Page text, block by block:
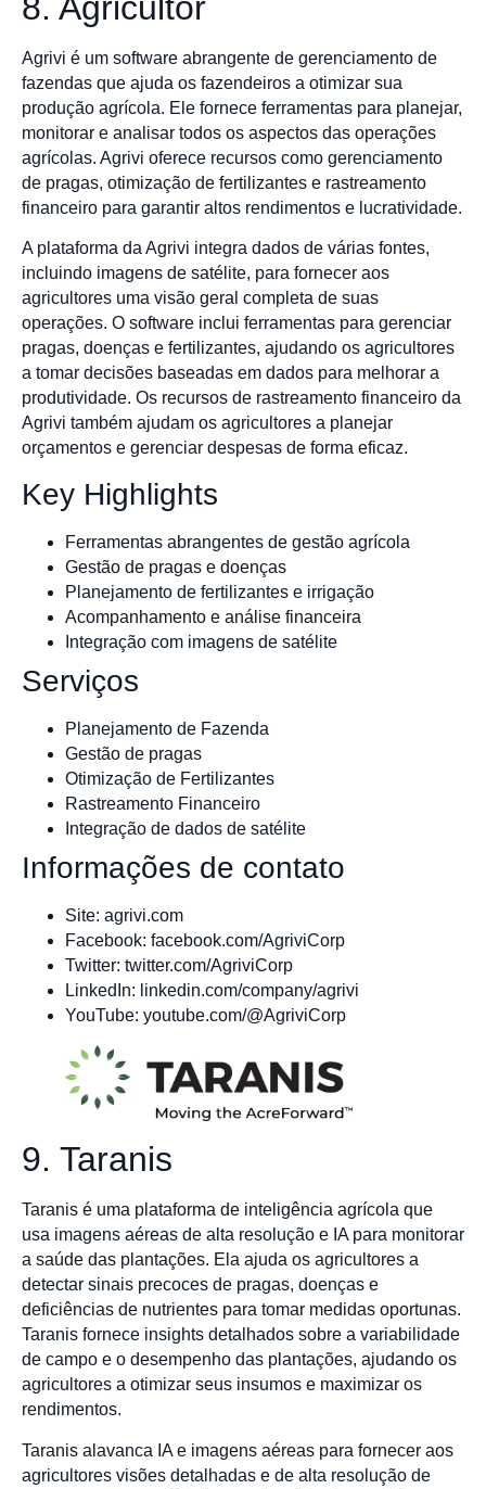
Agrivi é um software abrangente de gerenciamento de
fazendas que ajuda os fazendeiros a otimizar sua
produção agrícola. Ele fornece ferramentas para planejar,
monitorar e analisar todos os aspectos das operações
agrícolas. Agrivi oferece recursos como gerenciamento
de pragas, otimização de fertilizantes e rastreamento
financeiro para garantir altos rendimentos e lucratividade.
A plataforma da Agrivi integra dados de várias fontes,
incluindo imagens de satélite, para fornecer aos
agricultores uma visão geral completa de suas
operações. O software inclui ferramentas para gerenciar
pragas, doenças e fertilizantes, ajudando os agricultores
a tomar decisões baseadas em dados para melhorar a
produtividade. Os recursos de rastreamento financeiro da
Agrivi também ajudam os agricultores a planejar
orçamentos e gerenciar despesas de forma eficaz.
Key Highlights
Ferramentas abrangentes de gestão agrícola
Gestão de pragas e doenças
Planejamento de fertilizantes e irrigação
Acompanhamento e análise financeira
Integração com imagens de satélite
Serviços
Planejamento de Fazenda
Gestão de pragas
Otimização de Fertilizantes
Rastreamento Financeiro
Integração de dados de satélite
Informações de contato
Site: agrivi.com
Facebook: facebook.com/AgriviCorp
Twitter: twitter.com/AgriviCorp
LinkedIn: linkedin.com/company/agrivi
YouTube: youtube.com/@AgriviCorp
9. Taranis
Taranis é uma plataforma de inteligência agrícola que
usa imagens aéreas de alta resolução e IA para monitorar
a saúde das plantações. Ela ajuda os agricultores a
detectar sinais precoces de pragas, doenças e
deficiências de nutrientes para tomar medidas oportunas.
Taranis fornece insights detalhados sobre a variabilidade
de campo e o desempenho das plantações, ajudando os
agricultores a otimizar seus insumos e maximizar os
rendimentos.
Taranis alavanca IA e imagens aéreas para fornecer aos
agricultores visões detalhadas e de alta resolução de